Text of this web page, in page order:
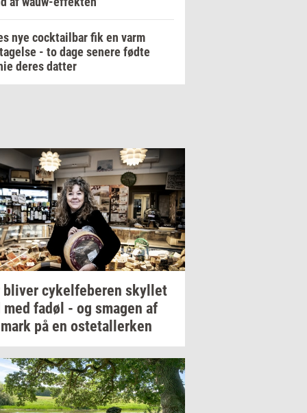
nye cocktailbar fik en varm
- to dage senere fødte
deres datter
bli­ver cy­kel­fe­be­ren skyl­let
med fadøl - og sma­gen af
på en oste­tal­ler­ken